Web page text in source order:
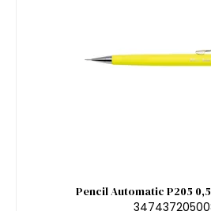
Pencil Automatic P205